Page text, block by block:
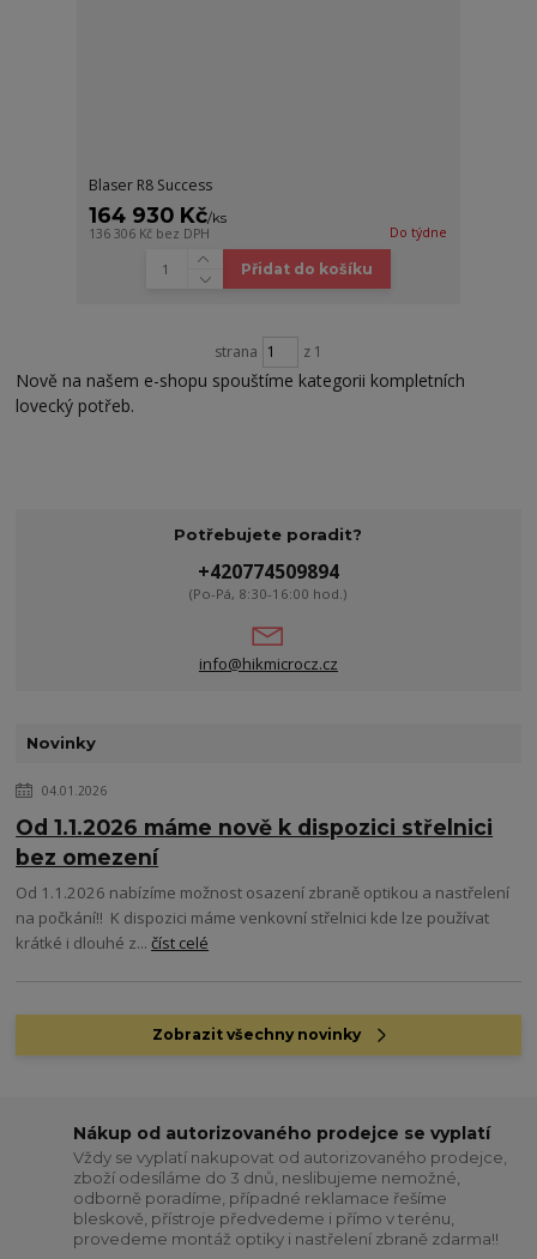
Blaser R8 Success
164 930 Kč/ks
136 306 Kč bez DPH Do týdne
Přidat do košíku
strana z 1
Nově na našem e-shopu spouštíme kategorii kompletních
lovecký potřeb.
Potřebujete poradit?
+420774509894
(Po-Pá, 8:30-16:00 hod.)
info@hikmicrocz.cz
Novinky
04.01.2026
Od 1.1.2026 máme nově k dispozici střelnici
bez omezení
Od 1.1.2026 nabízíme možnost osazení zbraně optikou a nastřelení
na počkání!! K dispozici máme venkovní střelnici kde lze používat
krátké i dlouhé z...číst celé
Zobrazit všechny novinky
Nákup od autorizovaného prodejce se vyplatí
Vždy se vyplatí nakupovat od autorizovaného prodejce,
zboží odesíláme do 3 dnů, neslibujeme nemožné,
odborně poradíme, případné reklamace řešíme
bleskově, přístroje předvedeme i přímo v terénu,
provedeme montáž optiky i nastřelení zbraně zdarma!!